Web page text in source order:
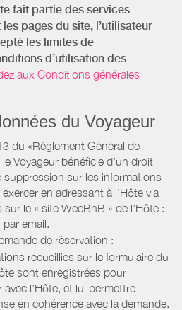
fait partie des services
pages du site, l’utilisateur
les limites de
d’utilisation des
aux Conditions générales
du Voyageur
du «Règlement Général de
Voyageur bénéficie d’un droit
suppression sur les informations
en adressant à l’Hôte via
le « site WeeBnB » de l’Hôte :
email.
de réservation :
recueillies sur le formulaire du
sont enregistrées pour
avec l’Hôte, et lui permettre
en cohérence avec la demande.